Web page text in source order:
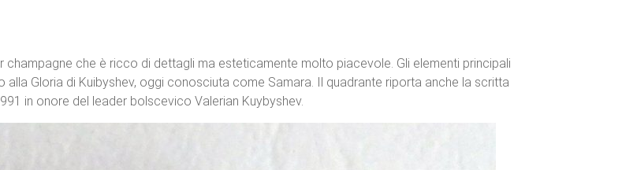
che è ricco di dettagli ma esteticamente molto piacevole. Gli elementi principali
Gloria di Kuibyshev, oggi conosciuta come Samara. Il quadrante riporta anche la scritta
in onore del leader bolscevico Valerian Kuybyshev.